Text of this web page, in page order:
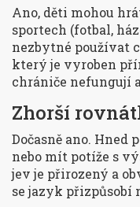
Ano, děti mohou
sportech (fotbal,
nezbytné používat
který je vyroben
chrániče nefungují
Zhorší
Dočasně ano.
nebo mít potíže s
jev je přirozený a
se jazyk přizpůsobí